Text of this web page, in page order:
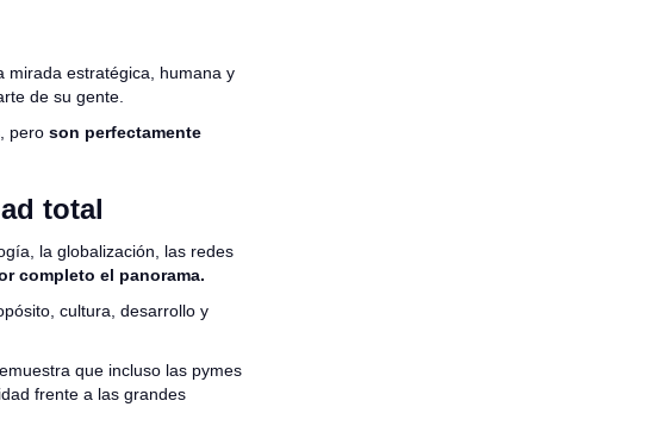
mirada estratégica, humana y
de su gente.
pero son perfectamente
total
la globalización, las redes
completo el panorama.
cultura, desarrollo y
que incluso las pymes
frente a las grandes